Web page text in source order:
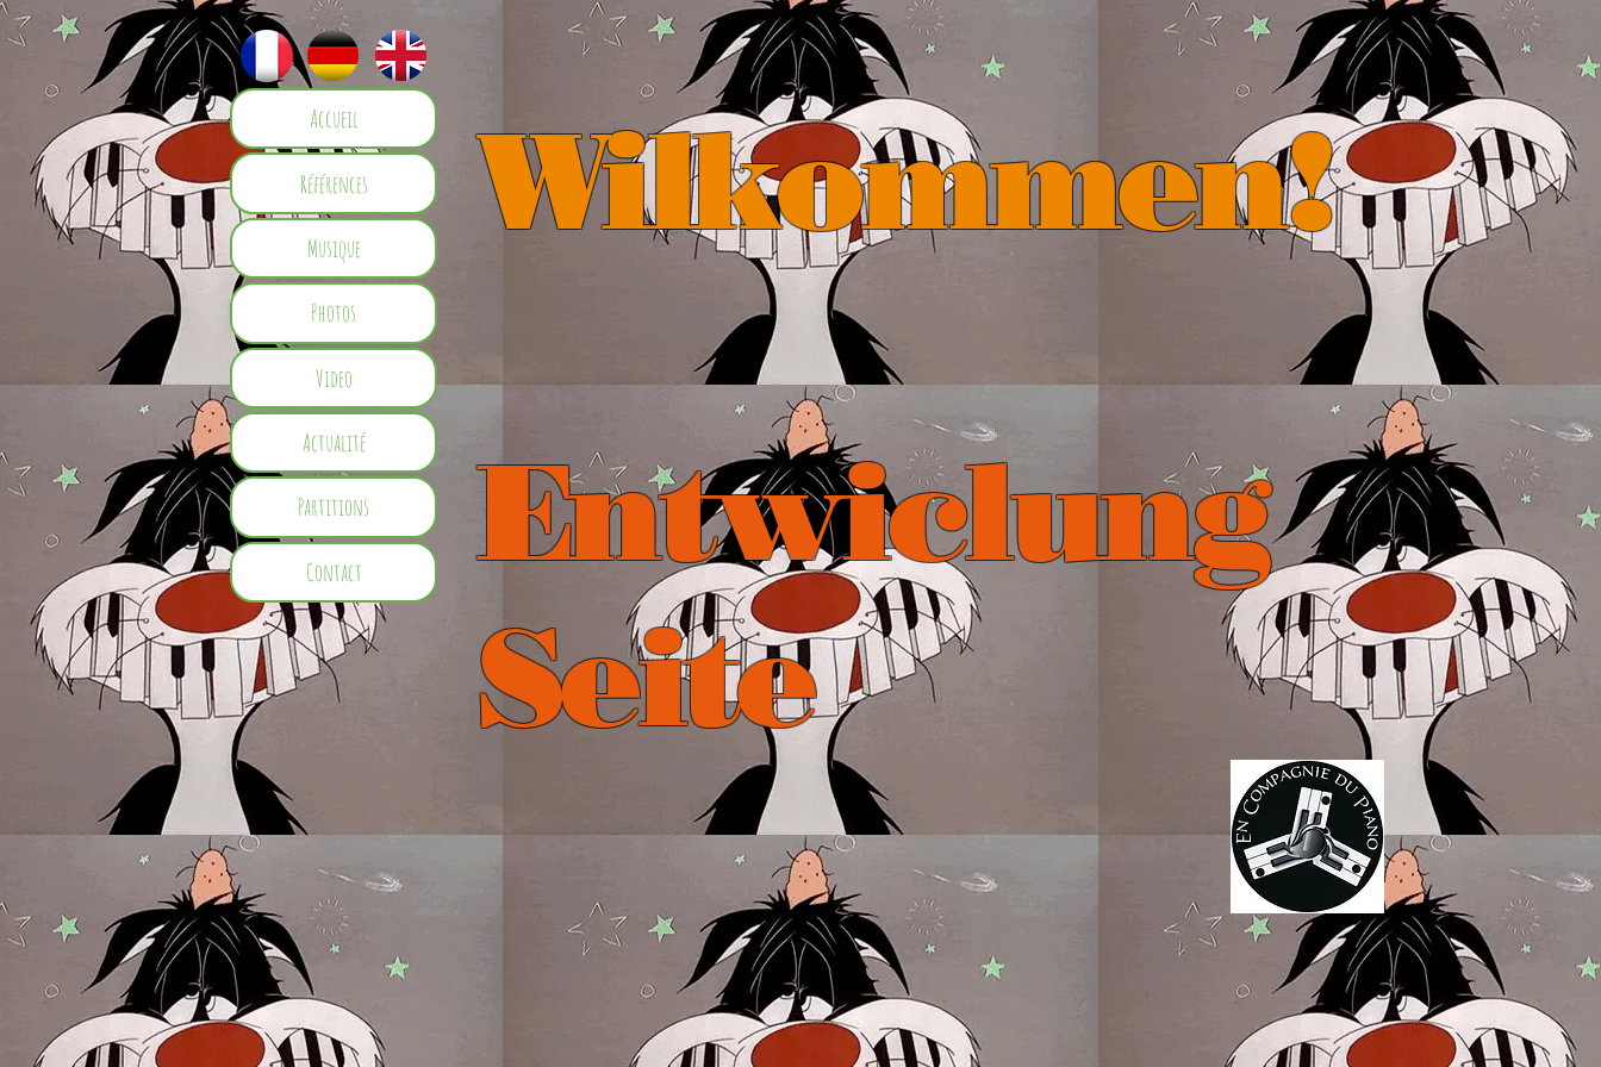
Wilkommen!
Entwiclung
Seite
Accueil
Références
Musique
Photos
Video
Actualité
Partitions
Contact